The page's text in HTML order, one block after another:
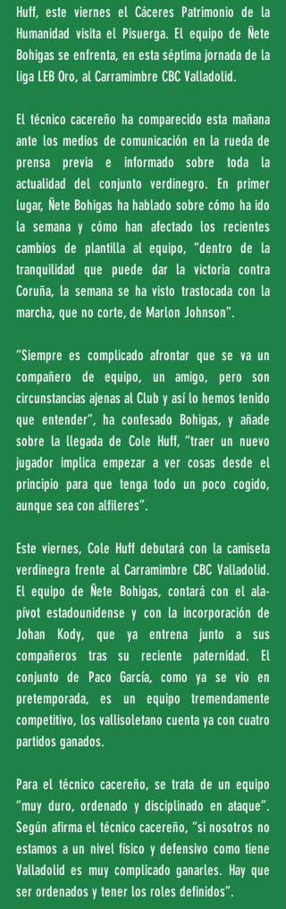
Huff, este viernes el Cáceres Patrimonio de la
Humanidad visita el Pisuerga. El equipo de Ñete
Bohigas se enfrenta, en esta séptima jornada de la
liga LEB Oro, al Carramimbre CBC Valladolid.
El técnico cacereño ha comparecido esta mañana
ante los medios de comunicación en la rueda de
prensa previa e informado sobre toda la
actualidad del conjunto verdinegro. En primer
lugar, Ñete Bohigas ha hablado sobre cómo ha ido
la semana y cómo han afectado los recientes
cambios de plantilla al equipo, “dentro de la
tranquilidad que puede dar la victoria contra
Coruña, la semana se ha visto trastocada con la
marcha, que no corte, de Marlon Johnson”.
“Siempre es complicado afrontar que se va un
compañero de equipo, un amigo, pero son
circunstancias ajenas al Club y así lo hemos tenido
que entender”, ha confesado Bohigas, y añade
sobre la llegada de Cole Huff, “traer un nuevo
jugador implica empezar a ver cosas desde el
principio para que tenga todo un poco cogido,
aunque sea con alfileres”.
Este viernes, Cole Huff debutará con la camiseta
verdinegra frente al Carramimbre CBC Valladolid.
El equipo de Ñete Bohigas, contará con el ala-
pívot estadounidense y con la incorporación de
Johan Kody, que ya entrena junto a sus
compañeros tras su reciente paternidad. El
conjunto de Paco García, como ya se vio en
pretemporada, es un equipo tremendamente
competitivo, los vallisoletano cuenta ya con cuatro
partidos ganados.
Para el técnico cacereño, se trata de un equipo
“muy duro, ordenado y disciplinado en ataque”.
Según afirma el técnico cacereño, “si nosotros no
estamos a un nivel físico y defensivo como tiene
Valladolid es muy complicado ganarles. Hay que
ser ordenados y tener los roles definidos”.